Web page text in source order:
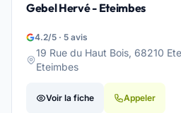
Gebel Hervé - Eteimbes
4.2/5 · 5 avis
19 Rue du Haut Bois, 68210
Eteimbes
Voir la fiche Appeler